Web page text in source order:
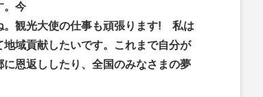
。今
。観光大使の仕事も頑張ります! 私は
域貢献したいです。これまで自分が
恩返ししたり、全国のみなさまの夢